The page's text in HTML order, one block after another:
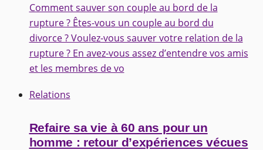
Comment sauver son couple au bord de la
rupture ? Êtes-vous un couple au bord du
divorce ? Voulez-vous sauver votre relation de la
rupture ? En avez-vous assez d’entendre vos amis
et les membres de vo
Relations
Refaire sa vie à 60 ans pour un
homme : retour d’expériences vécues